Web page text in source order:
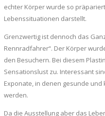
echter Körper wurde so
Lebenssituationen darstellt.
Grenzwertig ist dennoch das
Rennradfahrer“. Der Körper
den Besuchern. Bei diesem
Sensationslust zu. Interessant
Exponate, in denen gesunde
werden.
Da die Ausstellung aber das